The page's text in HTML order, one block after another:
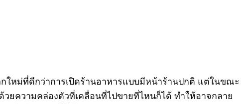
ใหม่ที่ดีกว่าการเปิดร้านอาหารแบบมีหน้าร้านปกติ แต่ในขณะ
ยความคล่องตัวที่เคลื่อนที่ไปขายที่ไหนก็ได้ ทำให้อาจกลาย